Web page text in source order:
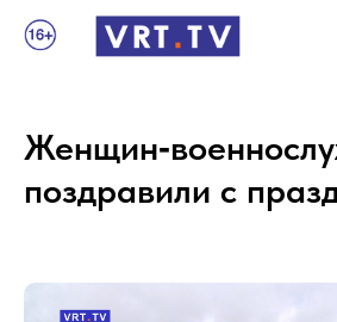
поздравили с